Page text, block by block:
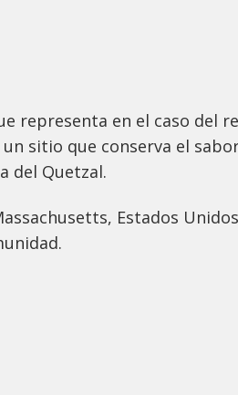
representa en el caso del
sitio que conserva el
del Quetzal.
Estados